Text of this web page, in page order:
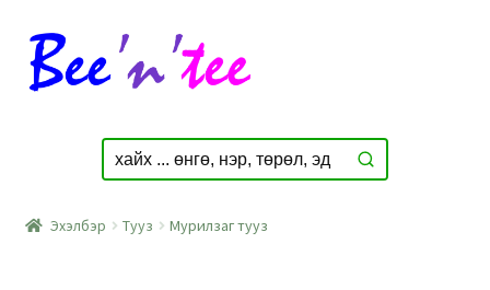
Skip
to
navigation
Skip
to
content
Эхэлбэр Тууз Мурилзаг тууз